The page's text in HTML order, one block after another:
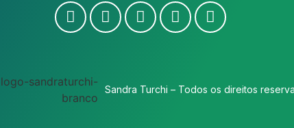
Sandra Turchi – Todos os direitos